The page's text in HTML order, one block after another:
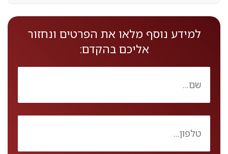
למידע נוסף מלאו את הפרטים ונחזור
אליכם בהקדם: